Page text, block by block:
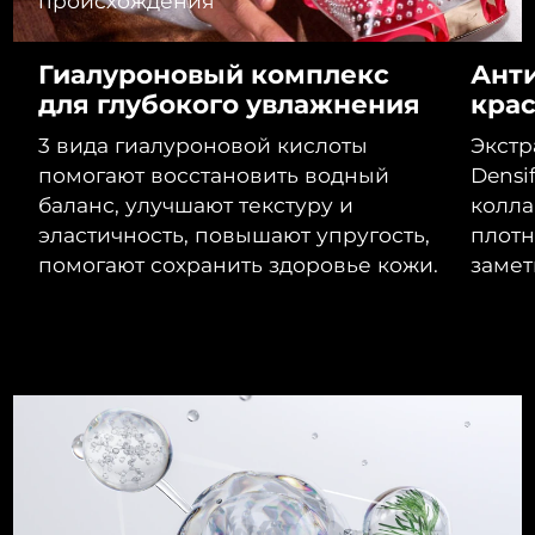
Гиалуроновый комплекс
для глубокого увлажнения
3 вида гиалуроновой кислоты
помогают восстановить водный
баланс, улучшают текстуру и
эластичность, повышают упругость,
помогают сохранить здоровье кожи.
Ливан
Ожидаемая дата доставки
8/13/26
Литва
Ожидаемая дата доставки
8/12/26
Люксембург
Ожидаемая дата доставки
8/12/26
Макао (САР)
Ожидаемая дата доставки
8/12/26
Мексика
Ожидаемая дата доставки